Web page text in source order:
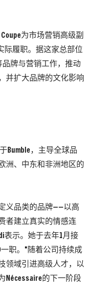
为市场营销高级副
际履职。据这家总部位
品牌与营销工作，推动
并扩大品牌的文化影响
Bumble，主导全球品
洲、中东和非洲地区的
义品类的品牌——以高
者建立真实的情感连
表示。她于去年1月接
一职。"随着公司持续成
领域引进高级人才，以
Nécessaire的下一阶段